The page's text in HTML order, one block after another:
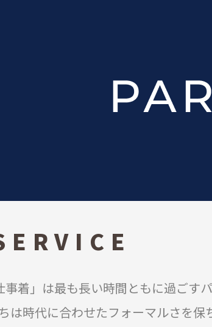
事着」は最も長い時間ともに過ごす
は時代に合わせたフォーマルさを